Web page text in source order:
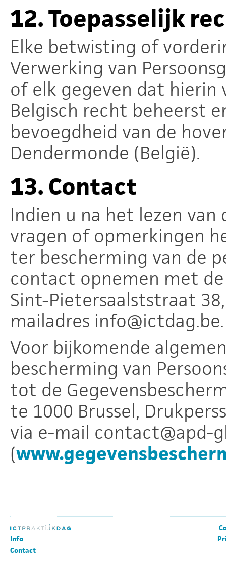
12.Toepasselijk
Elke betwisting of
Verwerking van
of elk gegeven dat
Belgisch recht beheerst
bevoegdheid van de
Dendermonde (België).
13.Contact
Indien u na het lezen
vragen of opmerkingen
ter bescherming van de
contact opnemen met
Sint-Pietersaalststraat
mailadres info@ictdag.be.
Voor bijkomende
bescherming van
tot de
te 1000 Brussel,
via e-mail contact@apd-
(
Info
Contact